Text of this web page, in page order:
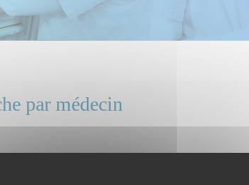
par médecin